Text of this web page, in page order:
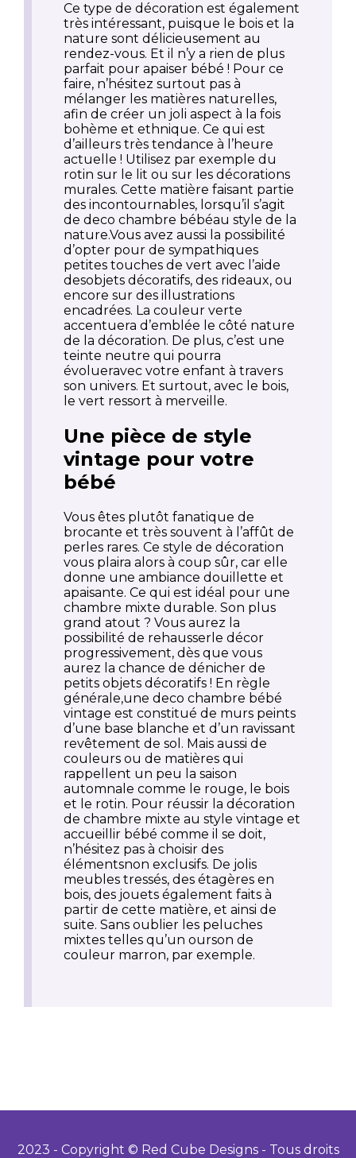
Ce type de décoration est également
très intéressant, puisque le bois et la
nature sont délicieusement au
rendez-vous. Et il n’y a rien de plus
parfait pour apaiser bébé ! Pour ce
faire, n’hésitez surtout pas à
mélanger les matières naturelles,
afin de créer un joli aspect à la fois
bohème et ethnique. Ce qui est
d’ailleurs très tendance à l’heure
actuelle ! Utilisez par exemple du
rotin sur le lit ou sur les décorations
murales. Cette matière faisant partie
des incontournables, lorsqu’il s’agit
de deco chambre bébéau style de la
nature.Vous avez aussi la possibilité
d’opter pour de sympathiques
petites touches de vert avec l’aide
desobjets décoratifs, des rideaux, ou
encore sur des illustrations
encadrées. La couleur verte
accentuera d’emblée le côté nature
de la décoration. De plus, c’est une
teinte neutre qui pourra
évolueravec votre enfant à travers
son univers. Et surtout, avec le bois,
le vert ressort à merveille.
Une pièce de style
vintage pour votre
bébé
Vous êtes plutôt fanatique de
brocante et très souvent à l’affût de
perles rares. Ce style de décoration
vous plaira alors à coup sûr, car elle
donne une ambiance douillette et
apaisante. Ce qui est idéal pour une
chambre mixte durable. Son plus
grand atout ? Vous aurez la
possibilité de rehausserle décor
progressivement, dès que vous
aurez la chance de dénicher de
petits objets décoratifs ! En règle
générale,une deco chambre bébé
vintage est constitué de murs peints
d’une base blanche et d’un ravissant
revêtement de sol. Mais aussi de
couleurs ou de matières qui
rappellent un peu la saison
automnale comme le rouge, le bois
et le rotin. Pour réussir la décoration
de chambre mixte au style vintage et
accueillir bébé comme il se doit,
n’hésitez pas à choisir des
élémentsnon exclusifs. De jolis
meubles tressés, des étagères en
bois, des jouets également faits à
partir de cette matière, et ainsi de
suite. Sans oublier les peluches
mixtes telles qu’un ourson de
couleur marron, par exemple.
2023 - Copyright © Red Cube Designs - Tous droits